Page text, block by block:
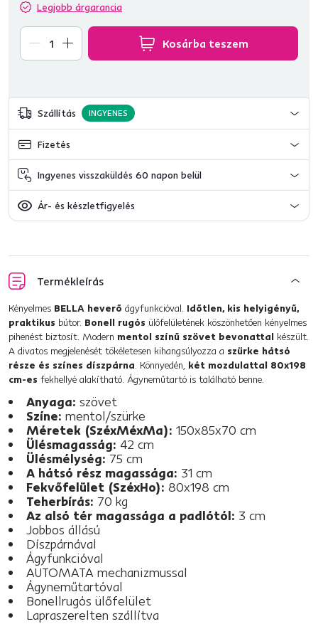
Legjobb árgarancia
Kosárba teszem
Szállítás INGYENES
Fizetés
Ingyenes visszaküldés 60 napon belül
Ár- és készletfigyelés
Termékleírás
Kényelmes BELLA heverő ágyfunkcióval. Időtlen, kis helyigényű,
praktikus bútor. Bonell rugós ülőfelületének köszönhetően kényelmes
pihenést biztosít. Modern mentol színű szövet bevonattal készült.
A divatos megjelenését tökéletesen kihangsúlyozza a szürke hátsó
része és színes díszpárna. Könnyedén, két mozdulattal 80x198
cm-es fekhellyé alakítható. Ágyneműtartó is található benne.
Anyaga: szövet
Színe: mentol/szürke
Méretek (SzéxMéxMa): 150x85x70 cm
Ülésmagasság: 42 cm
Ülésmélység: 75 cm
A hátsó rész magassága: 31 cm
Fekvőfelület (SzéxHo): 80x198 cm
Teherbírás: 70 kg
Az alsó tér magassága a padlótól: 3 cm
Jobbos állású
Díszpárnával
Ágyfunkcióval
AUTOMATA mechanizmussal
Ágyneműtartóval
Bonellrugós ülőfelület
Lapraszerelten szállítva